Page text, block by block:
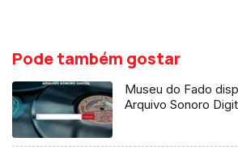
Pode também gostar
Museu do Fado
Arquivo Sonoro